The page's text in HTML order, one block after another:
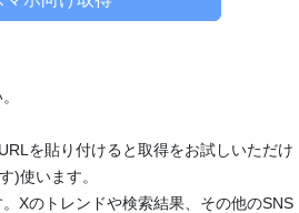
を貼り付けると取得をお試しいただけ
)使います。
Xのトレンドや検索結果、その他のSNS